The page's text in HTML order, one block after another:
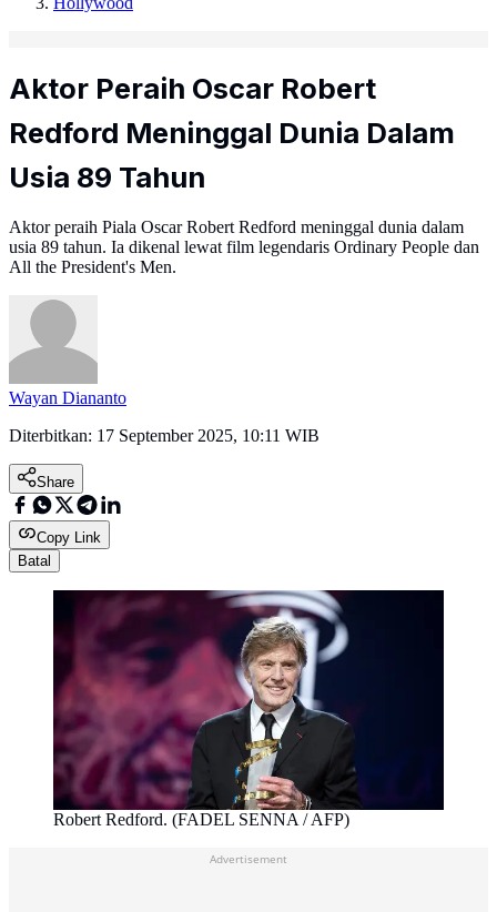
Aktor Peraih Oscar Robert
Redford Meninggal Dunia Dalam
Usia 89 Tahun
Aktor peraih Piala Oscar Robert Redford meninggal dunia dalam
usia 89 tahun. Ia dikenal lewat film legendaris Ordinary People dan
All the President's Men.
Wayan Diananto
Diterbitkan: 17 September 2025, 10:11 WIB
Share
Copy Link
Batal
Robert Redford. (FADEL SENNA / AFP)
Advertisement